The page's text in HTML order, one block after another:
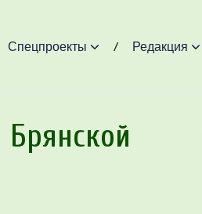
Спецпроекты Редакция